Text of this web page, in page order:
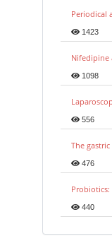
Periodical
1423
Nifedipine
1098
556
The
476
Probiotics:
440